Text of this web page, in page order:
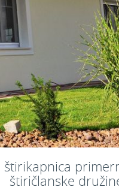
štirikapnica
štiričlanske